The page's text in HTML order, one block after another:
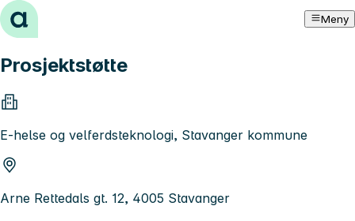
Hopp til innhold Meny
Prosjektstøtte
E-helse og velferdsteknologi, Stavanger kommune
Arne Rettedals gt. 12, 4005 Stavanger